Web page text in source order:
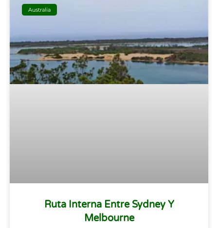
Australia
Ruta Interna Entre Sydney Y
Melbourne